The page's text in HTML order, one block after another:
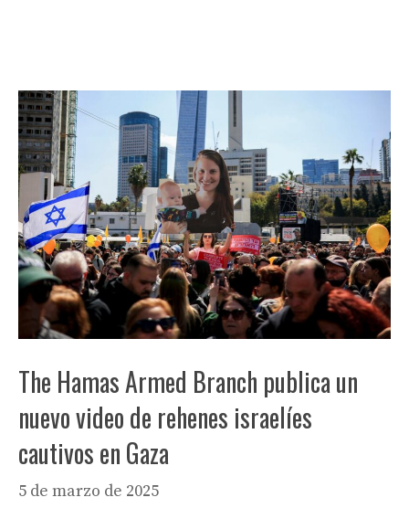
The Hamas Armed Branch publica un
nuevo video de rehenes israelíes
cautivos en Gaza
5 de marzo de 2025